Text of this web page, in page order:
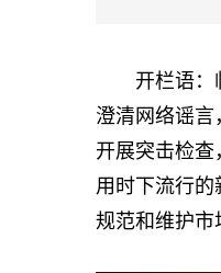
开栏语：临
澄清网络谣
开展突击检查
用时下流行的
规范和维护市